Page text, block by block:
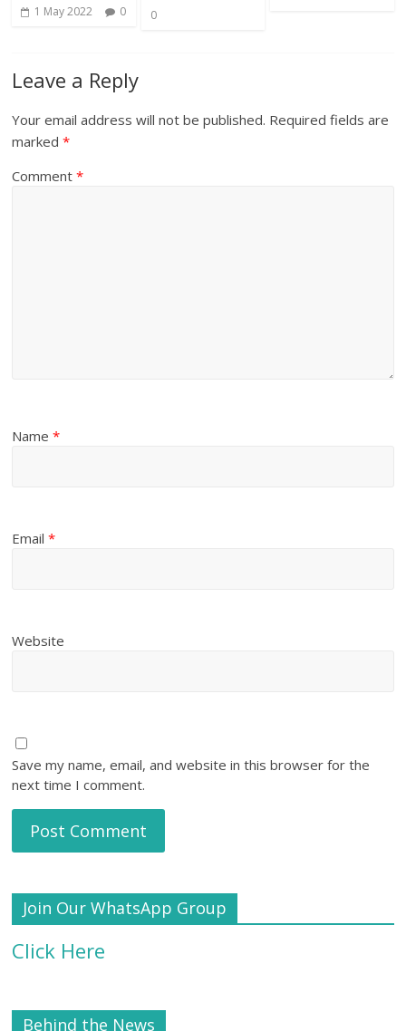
1 May 2022 0 0
Leave a Reply
Your email address will not be published. Required fields are
marked*
Comment*
Name*
Email*
Website
Save my name, email, and website in this browser for the
next time I comment.
Join Our WhatsApp Group
Click Here
Behind the News